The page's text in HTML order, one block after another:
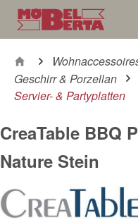
Zum Hauptinhalt springen
Geschirr & Porzellan
Servier- & Partyplatten
CreaTable BBQ
Nature Stein